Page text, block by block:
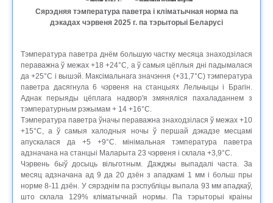
Сярэдняя тэмпература паветра і кліматычная норма па
дэкадах чэрвеня 2025 г. па тэрыторыі Беларусі
Тэмпература паветра днём большую частку месяца знаходзілася
пераважна ў межах +18 +24°C, а ў самыя цёплыя дні падымалася
да +25°C і вышэй. Максімальнага значэння (+31,7°C) тэмпература
паветра дасягнула 6 чэрвеня на станцыях Лельчыцы і Брагін.
Аднак перыяды цёплага надвор'я змяняліся пахаладаннем з
тэмпературным рэжымам + 14 +16°С.
Тэмпература паветра ўначы пераважна знаходзілася ў межах +10
+15°C, а ў самыя халодныя ночы ў першай дэкадзе месцамі
апускалася да +5 +9°C. мінімальная тэмпература паветра
адзначана на станцыі Маларыта 23 чэрвеня і склала +3,9°C.
Чэрвень быў досыць вільготным. Дажджы выпадалі часта. За
месяц адзначана ад 9 да 20 дзён з ападкамі 1 мм і больш пры
норме 8-11 дзён. У сярэднім па рэспубліцы выпала 93 мм ападкаў,
што склала 129% кліматычнай нормы. Па тэрыторыі краіны